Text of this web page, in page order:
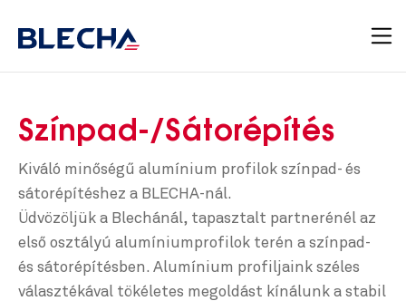
Színpad-/Sátorépítés
Kiváló minőségű alumínium profilok színpad- és
sátorépítéshez a BLECHA-nál.
Üdvözöljük a Blechánál, tapasztalt partnerénél az
első osztályú alumíniumprofilok terén a színpad-
és sátorépítésben. Alumínium profiljaink széles
választékával tökéletes megoldást kínálunk a stabil